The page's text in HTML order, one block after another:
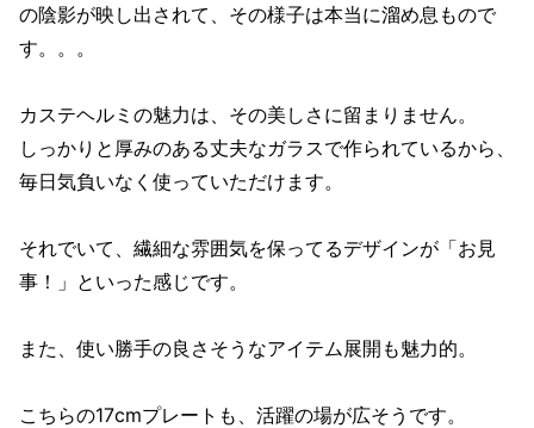
の陰影が映し出されて、その様子は本当に溜め息もので
す。。。
カステヘルミの魅力は、その美しさに留まりません。
しっかりと厚みのある丈夫なガラスで作られているから、
毎日気負いなく使っていただけます。
それでいて、繊細な雰囲気を保ってるデザインが「お見
事！」といった感じです。
また、使い勝手の良さそうなアイテム展開も魅力的。
こちらの17cmプレートも、活躍の場が広そうです。